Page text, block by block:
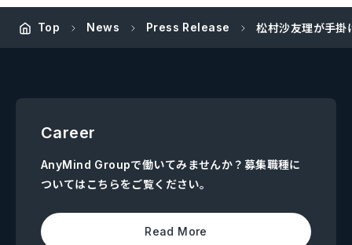
Top News Press Release 松村沙友理が手
Career
AnyMind Groupで働いてみませんか？募集職種に
ついてはこちらをご覧ください。
Read More